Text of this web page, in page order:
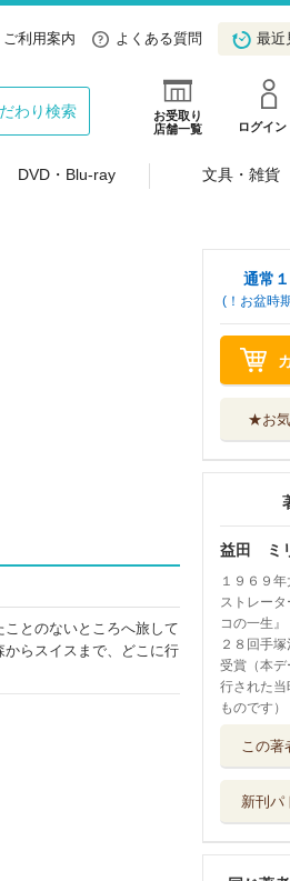
ご利用案内 よくある質問 最近
お受取り
店舗一覧
ログイン
わり検索
DVD・Blu-ray 文具・雑貨
とのないところへ旅して
らスイスまで、どこに行
通常
(！お盆時
★お
益田 ミ
１９６９
ストレー
コの一生
２８回手
受賞（本デ
行された当
ものです）
この著
新刊パ